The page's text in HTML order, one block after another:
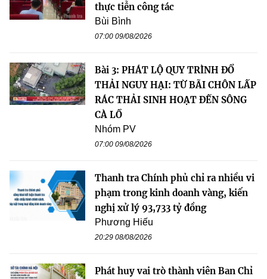
thực tiễn công tác
Bùi Bình
07:00 09/08/2026
Bài 3: PHÁT LỘ QUY TRÌNH ĐỔ
THẢI NGUY HẠI: TỪ BÃI CHÔN LẤP
RÁC THẢI SINH HOẠT ĐẾN SÔNG
CÀ LỒ
Nhóm PV
07:00 09/08/2026
Thanh tra Chính phủ chỉ ra nhiều vi
phạm trong kinh doanh vàng, kiến
nghị xử lý 93,733 tỷ đồng
Phương Hiếu
20:29 08/08/2026
Phát huy vai trò thành viên Ban Chỉ